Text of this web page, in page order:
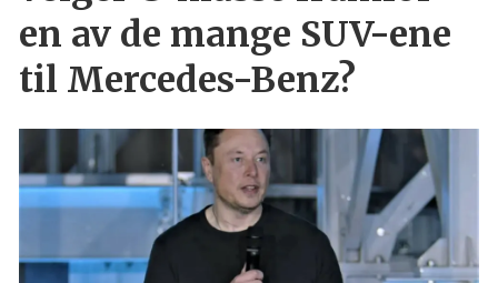
en av de mange SUV-ene
til Mercedes-Benz?